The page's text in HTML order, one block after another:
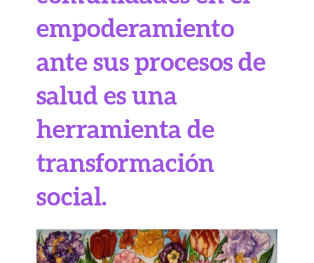
empoderamiento
ante sus procesos de
salud es una
herramienta de
transformación
social.